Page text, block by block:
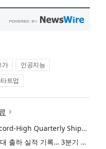
가
인공지능
트업
L&F Achieves Record-High Quarterly Shipments, Begins LFP Supply for North American ESS in Q3 Advancing its Two-Track NCM and LFP Growth Strategy
엘앤에프, 분기 최대 출하 실적 기록… 3분기 북미 ESS향 LFP 공급 착수 NCM+LFP ‘2-Track’ 성장 전략 실현